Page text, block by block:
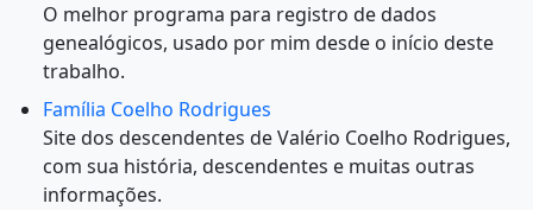
O melhor programa para registro de dados
genealógicos, usado por mim desde o início deste
trabalho.
Família Coelho Rodrigues
Site dos descendentes de Valério Coelho Rodrigues,
com sua história, descendentes e muitas outras
informações.